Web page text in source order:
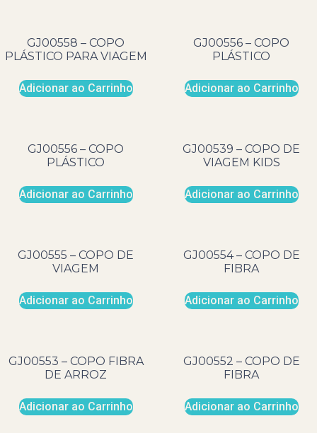
GJ00558 – COPO
PLÁSTICO PARA VIAGEM
Adicionar ao Carrinho
GJ00556 – COPO
PLÁSTICO
Adicionar ao Carrinho
GJ00556 – COPO
PLÁSTICO
Adicionar ao Carrinho
GJ00539 – COPO DE
VIAGEM KIDS
Adicionar ao Carrinho
GJ00555 – COPO DE
VIAGEM
Adicionar ao Carrinho
GJ00554 – COPO DE
FIBRA
Adicionar ao Carrinho
GJ00553 – COPO FIBRA
DE ARROZ
Adicionar ao Carrinho
GJ00552 – COPO DE
FIBRA
Adicionar ao Carrinho